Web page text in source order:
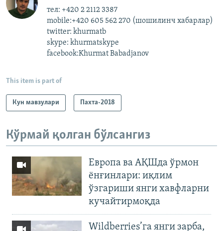
тел: +420 2 2112 3387
mobile:+420 605 562 270 (шошилинч хабарлар)
twitter: khurmatb
skype: khurmatskype
facebook:Khurmat Babadjanov
This item is part of
Кун мавзулари Пахта-2018
Кўрмай қолган бўлсангиз
Европа ва АҚШда ўрмон
ёнғинлари: иқлим
ўзгариши янги хавфларни
кучайтирмоқда
Wildberries’га янги зарба,